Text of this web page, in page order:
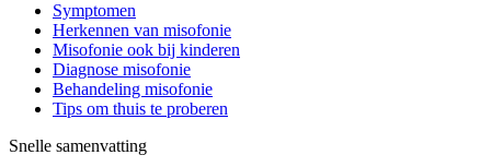
Symptomen
Herkennen van misofonie
Misofonie ook bij kinderen
Diagnose misofonie
Behandeling misofonie
Tips om thuis te proberen
Snelle samenvatting